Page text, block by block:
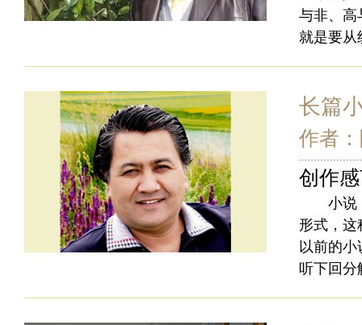
与非、高
就是要从
长篇
作者
创作
小说《
形式，这
以前的小
听下回分